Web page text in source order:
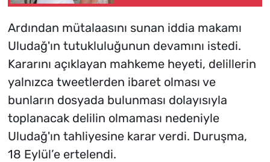
Ardından mütalaasını sunan iddia makamı
Uludağ'ın tutukluluğunun devamını istedi.
Kararını açıklayan mahkeme heyeti, delillerin
yalnızca tweetlerden ibaret olması ve
bunların dosyada bulunması dolayısıyla
toplanacak delilin olmaması nedeniyle
Uludağ'ın tahliyesine karar verdi. Duruşma,
18 Eylül’e ertelendi.